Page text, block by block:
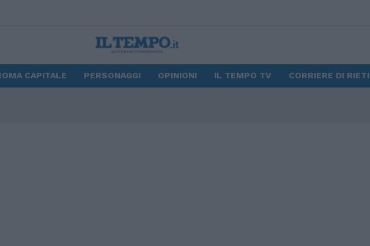
CAPITALE PERSONAGGI OPINIONI IL TEMPO TV CORRIERE DI RIETI